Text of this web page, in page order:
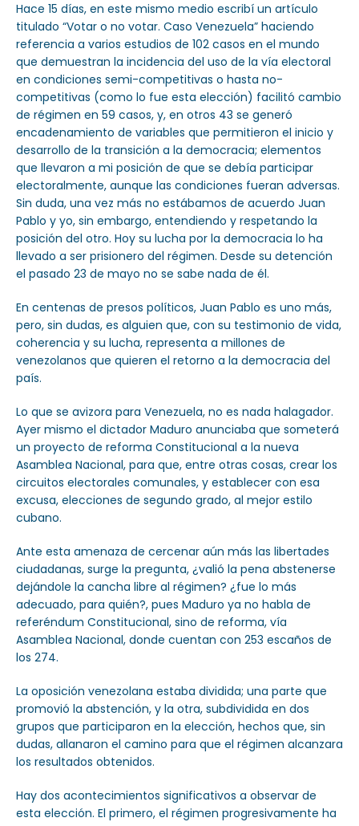
Hace 15 días, en este mismo medio escribí un artículo
titulado “Votar o no votar. Caso Venezuela” haciendo
referencia a varios estudios de 102 casos en el mundo
que demuestran la incidencia del uso de la vía electoral
en condiciones semi-competitivas o hasta no-
competitivas (como lo fue esta elección) facilitó cambio
de régimen en 59 casos, y, en otros 43 se generó
encadenamiento de variables que permitieron el inicio y
desarrollo de la transición a la democracia; elementos
que llevaron a mi posición de que se debía participar
electoralmente, aunque las condiciones fueran adversas.
Sin duda, una vez más no estábamos de acuerdo Juan
Pablo y yo, sin embargo, entendiendo y respetando la
posición del otro. Hoy su lucha por la democracia lo ha
llevado a ser prisionero del régimen. Desde su detención
el pasado 23 de mayo no se sabe nada de él.
En centenas de presos políticos, Juan Pablo es uno más,
pero, sin dudas, es alguien que, con su testimonio de vida,
coherencia y su lucha, representa a millones de
venezolanos que quieren el retorno a la democracia del
país.
Lo que se avizora para Venezuela, no es nada halagador.
Ayer mismo el dictador Maduro anunciaba que someterá
un proyecto de reforma Constitucional a la nueva
Asamblea Nacional, para que, entre otras cosas, crear los
circuitos electorales comunales, y establecer con esa
excusa, elecciones de segundo grado, al mejor estilo
cubano.
Ante esta amenaza de cercenar aún más las libertades
ciudadanas, surge la pregunta, ¿valió la pena abstenerse
dejándole la cancha libre al régimen? ¿fue lo más
adecuado, para quién?, pues Maduro ya no habla de
referéndum Constitucional, sino de reforma, vía
Asamblea Nacional, donde cuentan con 253 escaños de
los 274.
La oposición venezolana estaba dividida; una parte que
promovió la abstención, y la otra, subdividida en dos
grupos que participaron en la elección, hechos que, sin
dudas, allanaron el camino para que el régimen alcanzara
los resultados obtenidos.
Hay dos acontecimientos significativos a observar de
esta elección. El primero, el régimen progresivamente ha